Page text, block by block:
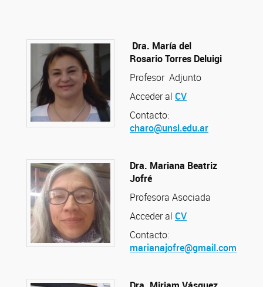
Dra. María del
Rosario Torres Deluigi
Profesor Adjunto
Acceder al CV
Contacto:
charo@unsl.edu.ar
Dra. Mariana Beatriz
Jofré
Profesora Asociada
Acceder al CV
Contacto:
marianajofre@gmail.com